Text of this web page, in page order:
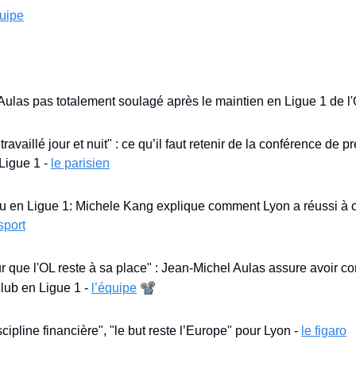
pas totalement soulagé après le maintien en Ligue 1 de
jour et nuit" : ce qu’il faut retenir de la conférence de
1 - le parisien
en Ligue 1: Michele Kang explique comment Lyon a réussi à
que l'OL reste à sa place" : Jean-Michel Aulas assure avoir
en Ligue 1 - l’équipe 📽️
financière", "le but reste l’Europe" pour Lyon - le figaro